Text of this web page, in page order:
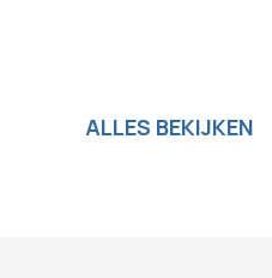
ALLES BEKIJKEN